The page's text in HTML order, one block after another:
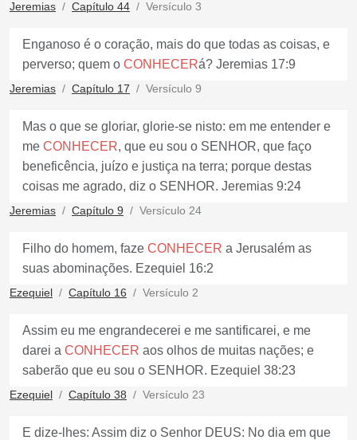
Jeremias Capítulo 44 Versículo 3
Enganoso é o coração, mais do que todas as coisas, e
perverso; quem o CONHECERá? Jeremias 17:9
Jeremias Capítulo 17 Versículo 9
Mas o que se gloriar, glorie-se nisto: em me entender e
me CONHECER, que eu sou o SENHOR, que faço
beneficência, juízo e justiça na terra; porque destas
coisas me agrado, diz o SENHOR. Jeremias 9:24
Jeremias Capítulo 9 Versículo 24
Filho do homem, faze CONHECER a Jerusalém as
suas abominações. Ezequiel 16:2
Ezequiel Capítulo 16 Versículo 2
Assim eu me engrandecerei e me santificarei, e me
darei a CONHECER aos olhos de muitas nações; e
saberão que eu sou o SENHOR. Ezequiel 38:23
Ezequiel Capítulo 38 Versículo 23
E dize-lhes: Assim diz o Senhor DEUS: No dia em que